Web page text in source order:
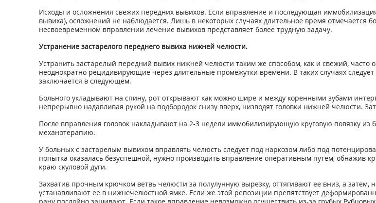
Исходы и осложнения свежих передних вывихов. Если вправление и последующая
вывиха), осложнений не наблюдается. Лишь в некоторых случаях длительное время отмечается
несвоевременном вправлении лечение вывихов представляет более трудную задачу.
Устранение застарелого переднего вывиха нижней челюсти.
Устранить застарелый передний вывих нижней челюсти таким же способом, как и свежий,
неоднократно рецидивирующие через длительные промежутки времени. В таких случаях
заключается в следующем.
Больного укладывают на спину, рот открывают как можно шире и между коренными зубами
непрерывно надавливая рукой на подбородок снизу вверх, низводят головки нижней челюсти.
После вправления головок накладывают на 2-3 недели иммобилизирующую круговую повязку
механотерапию.
У больных с застарелым вывихом вправлять челюсть следует под наркозом либо под
попытка оказалась безуспешной, нужно производить вправление оперативным путем, обнажив
краю скуловой дуги.
Захватив прочным крючком ветвь челюсти за полулунную вырезку, оттягивают ее вниз, а затем,
устанавливают ее в нижнечелюстной ямке. Если же этой репозиции препятствует